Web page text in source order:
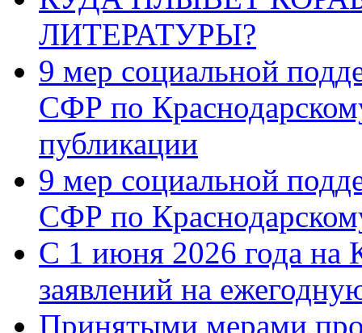
ЛИТЕРАТУРЫ?
9 мер социальной
СФР по
публикации
9 мер социальной
СФР по
С 1 июня 2026 года на
заявлений на
Принятыми мерами